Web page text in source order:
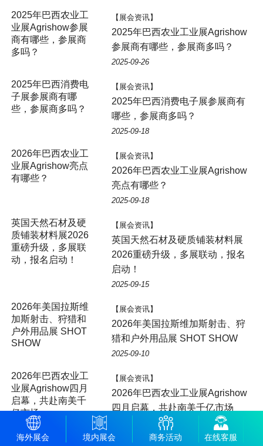
2025年巴西农业工
业展Agrishow参展
商有哪些，参展商
多吗？
【展会资讯】
2025年巴西农业工业展Agrishow
参展商有哪些，参展商多吗？
2025-09-26
2025年巴西消费电
子展参展商有哪
些，参展商多吗？
【展会资讯】
2025年巴西消费电子展参展商有
哪些，参展商多吗？
2025-09-18
2026年巴西农业工
业展Agrishow亮点
有哪些？
【展会资讯】
2026年巴西农业工业展Agrishow
亮点有哪些？
2025-09-18
英国天然石材及硬
质铺装材料展2026
重磅升级，多展联
动，报名启动！
【展会资讯】
英国天然石材及硬质铺装材料展
2026重磅升级，多展联动，报名
启动！
2025-09-15
2026年美国拉斯维
加斯射击、狩猎和
户外用品展 SHOT
SHOW
【展会资讯】
2026年美国拉斯维加斯射击、狩
猎和户外用品展 SHOT SHOW
2025-09-10
2026年巴西农业工
业展Agrishow四月
启幕，共赴南美千
亿市场
【展会资讯】
2026年巴西农业工业展Agrishow
四月启幕，共赴南美千亿市场
海外展会 境内展会 商务活动 在线客服